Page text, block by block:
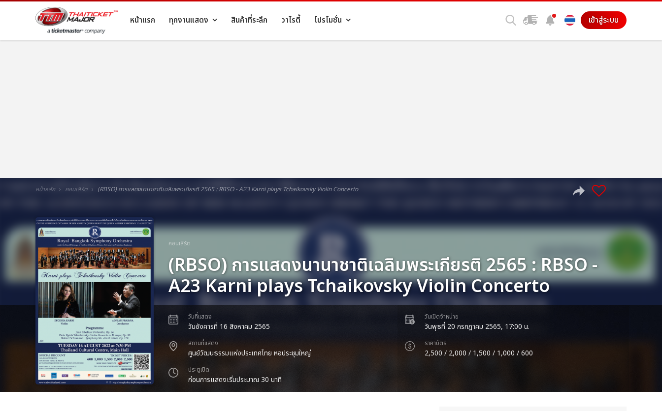
หน้าแรก ทุกงานแสดง สินค้าที่ระลึก วาไรตี้ โปรโมชั่น เข้าสู่ระบบ
หน้าหลัก คอนเสิร์ต (RBSO) การแสดงนานาชาติเฉลิมพระเกียรติ 2565 : RBSO - A23 Karni plays Tchaikovsky Violin Concerto
คอนเสิร์ต
(RBSO) การแสดงนานาชาติเฉลิมพระเกียรติ 2565 : RBSO -
A23 Karni plays Tchaikovsky Violin Concerto
วันที่แสดง
วันอังคารที่ 16 สิงหาคม 2565
สถานที่แสดง
ศูนย์วัฒนธรรมแห่งประเทศไทย หอประชุมใหญ่
ประตูเปิด
ก่อนการแสดงเริ่มประมาณ 30 นาที
วันเปิดจำหน่าย
วันพุธที่ 20 กรกฎาคม 2565, 17:00 น.
ราคาบัตร
2,500 / 2,000 / 1,500 / 1,000 / 600